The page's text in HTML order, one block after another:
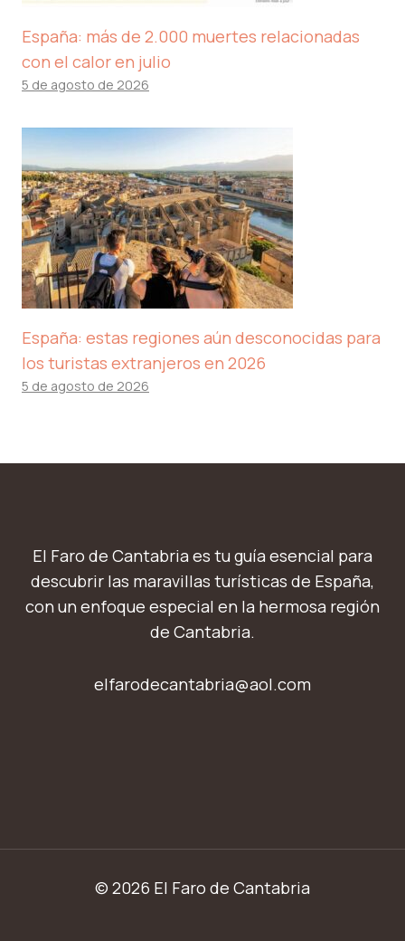
España: más de 2.000 muertes relacionadas
con el calor en julio
5 de agosto de 2026
España: estas regiones aún desconocidas para
los turistas extranjeros en 2026
5 de agosto de 2026
El Faro de Cantabria es tu guía esencial para
descubrir las maravillas turísticas de España,
con un enfoque especial en la hermosa región
de Cantabria.
elfarodecantabria@aol.com
© 2026 El Faro de Cantabria